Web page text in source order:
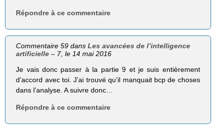
Répondre à ce commentaire
Commentaire 59 dansLes avancées de l’intelligence
artificielle – 7, le 14 mai 2016
Je vais donc passer à la partie 9 et je suis entièrement
d’accord avec toi. J’ai trouvé qu’il manquait bcp de choses
dans l’analyse. A suivre donc…
Répondre à ce commentaire